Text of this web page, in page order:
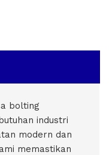
bolting
industri
modern dan
memastikan